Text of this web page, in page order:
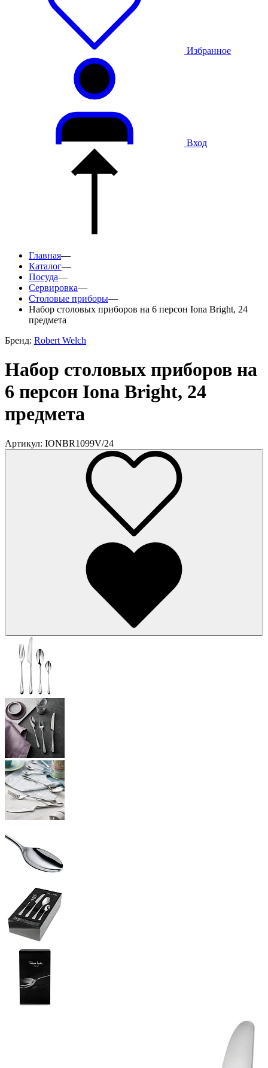
Избранное
Вход
Главная—
Каталог—
Посуда—
Сервировка—
Столовые приборы—
Набор столовых приборов на 6 персон Iona Bright, 24
предмета
Бренд: Robert Welch
Набор столовых приборов на
6 персон Iona Bright, 24
предмета
Артикул: IONBR1099V/24